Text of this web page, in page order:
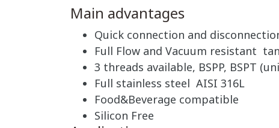
Main advantages
Quick connection and
Full Flow and Vacuum resistant
3 threads available, BSPP, BSPT
Full stainless steel AISI 316L
Food&Beverage compatible
Silicon Free